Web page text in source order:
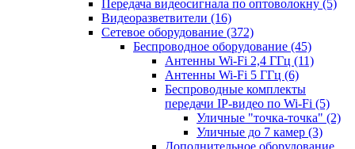
Передача видеосигнала по оптоволокну (5)
Видеоразветвители (16)
Сетевое оборудование (372)
Беспроводное оборудование (45)
Антенны Wi-Fi 2,4 ГГц (11)
Антенны Wi-Fi 5 ГГц (6)
Беспроводные комплекты
передачи IP-видео по Wi-Fi (5)
Уличные "точка-точка" (2)
Уличные до 7 камер (3)
Дополнительное оборудование